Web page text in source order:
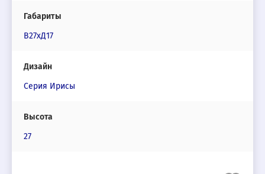
Габариты
В27хД17
Дизайн
Серия Ирисы
Высота
27